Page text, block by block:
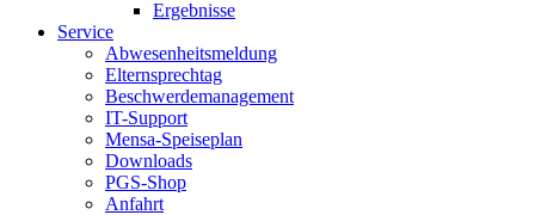
Ergebnisse
Service
Abwesenheitsmeldung
Elternsprechtag
Beschwerdemanagement
IT-Support
Mensa-Speiseplan
Downloads
PGS-Shop
Anfahrt